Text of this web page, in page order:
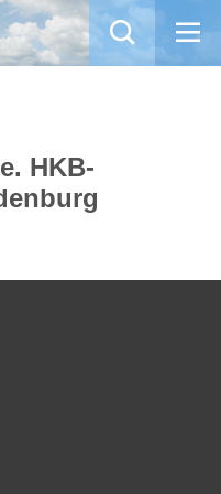
HKB-